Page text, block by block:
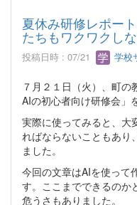
夏休み研修レポー
たちもワクワクし
投稿日時 : 07/21 学校
７月２１日（火）、町
AIの初心者向け研修会」
実際に使ってみると、大
ればならないこともあり
ました。
今回の文章はAIを使って
す。ここまでできるのか
危うさもありました。